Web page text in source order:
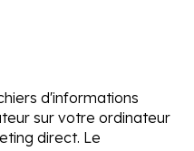
d'informations
sur votre ordinateur
direct. Le